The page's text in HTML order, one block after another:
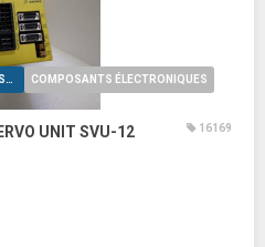
ACCESSOIRES-OUTILLAGE UNIVERSELS COMPOSANTS ÉLECTRONIQUES
UNIT SVU-12 16169